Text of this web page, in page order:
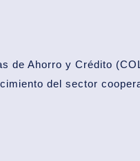
de Ahorro y Crédito
del sector